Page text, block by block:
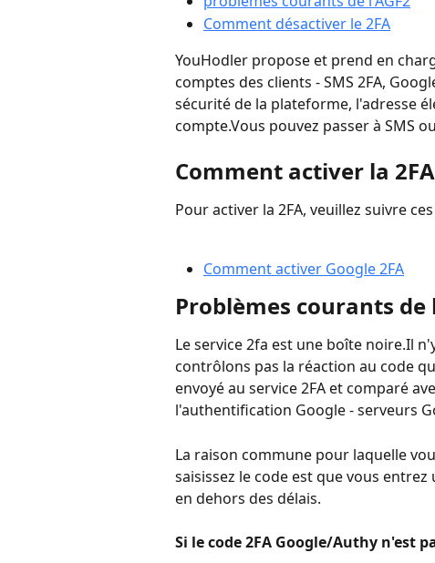
Comment désactiver le 2FA
YouHodler propose et prend en
comptes des clients - SMS 2FA,
sécurité de la plateforme, l'adresse
compte.Vous pouvez passer à SMS
Comment activer la 2FA
Pour activer la 2FA, veuillez suivre
Comment activer Google 2FA
Problèmes courants de
Le service 2fa est une boîte noire.Il
contrôlons pas la réaction au code
envoyé au service 2FA et comparé
l'authentification Google - serveurs
La raison commune pour laquelle
saisissez le code est que vous
en dehors des délais.
Si le code 2FA Google/Authy n'est